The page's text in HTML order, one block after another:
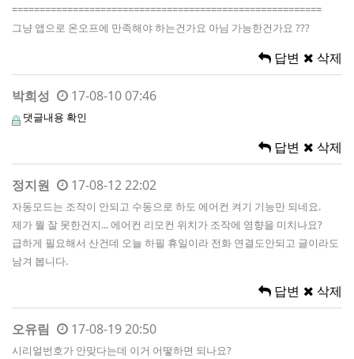
========================================================
그냥 앱으로 온오프에 만족해야 하는건가요 아님 가능한건가요 ???
답변 삭제
박희성 17-08-10 07:46
댓글내용 확인
답변 삭제
정지원 17-08-12 22:02
자동모드는 조작이 안되고 수동으로 하도 에어컨 켜기 기능만 되네요.
제가 뭘 잘 못한건지... 에어컨 리모컨 위치가 조작에 영향을 미치나요?
급하게 필요해서 산건데 오늘 하필 휴일이라 전화 연결도안되고 글이라도
남겨 봅니다.
답변 삭제
오유림 17-08-19 20:50
시리얼번호가 안맞다는데 이거 어떻하면 되나요?